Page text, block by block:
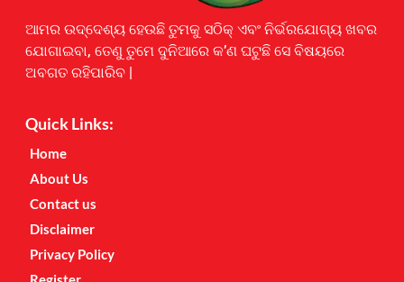
ଆମର ଉଦ୍ଦେଶ୍ୟ ହେଉଛି ତୁମକୁ ସଠିକ୍ ଏବଂ ନିର୍ଭରଯୋଗ୍ୟ ଖବର
ଯୋଗାଇବା, ତେଣୁ ତୁମେ ଦୁନିଆରେ କ’ଣ ଘଟୁଛି ସେ ବିଷୟରେ
ଅବଗତ ରହିପାରିବ |
Quick Links:
Home
About Us
Contact us
Disclaimer
Privacy Policy